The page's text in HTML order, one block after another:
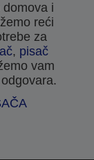
i
reći
za
, pisač
vam